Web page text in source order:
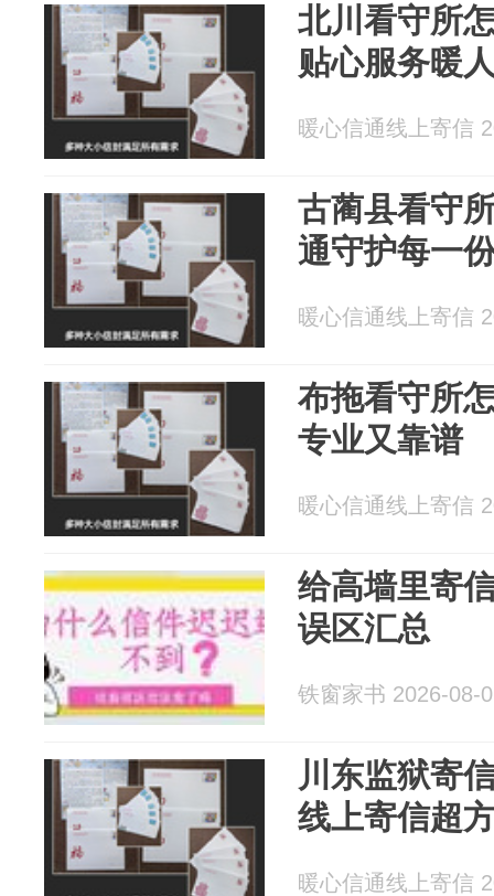
北川看守所
贴心服务暖
暖心信通线上寄信
古蔺县看守
通守护每一
暖心信通线上寄信
布拖看守所
专业又靠谱
暖心信通线上寄信
给高墙里寄
误区汇总
铁窗家书 2026-08-
川东监狱寄
线上寄信超
暖心信通线上寄信